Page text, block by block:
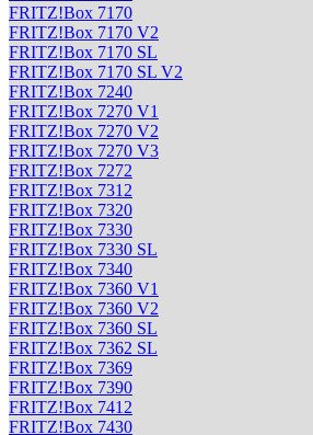
FRITZ!Box 7170
FRITZ!Box 7170 V2
FRITZ!Box 7170 SL
FRITZ!Box 7170 SL V2
FRITZ!Box 7240
FRITZ!Box 7270 V1
FRITZ!Box 7270 V2
FRITZ!Box 7270 V3
FRITZ!Box 7272
FRITZ!Box 7312
FRITZ!Box 7320
FRITZ!Box 7330
FRITZ!Box 7330 SL
FRITZ!Box 7340
FRITZ!Box 7360 V1
FRITZ!Box 7360 V2
FRITZ!Box 7360 SL
FRITZ!Box 7362 SL
FRITZ!Box 7369
FRITZ!Box 7390
FRITZ!Box 7412
FRITZ!Box 7430